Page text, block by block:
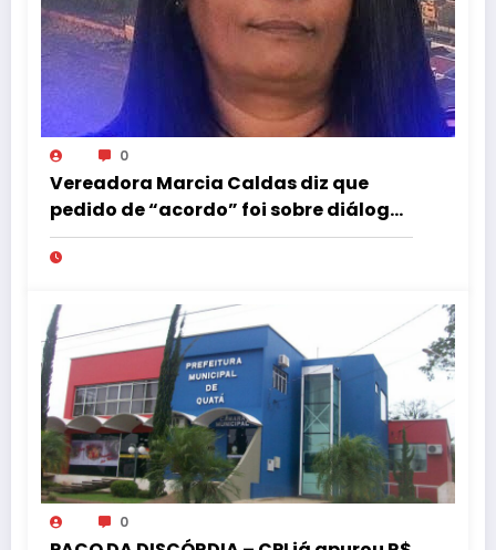
0
Vereadora Marcia Caldas diz que
pedido de “acordo” foi sobre diálogo
institucional
0